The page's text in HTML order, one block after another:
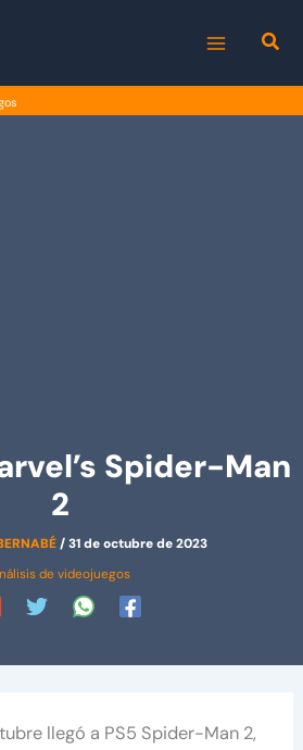
MENU
Spider-Man
2
/31 de octubre de 2023
de videojuegos
llegó a PS5 Spider-Man 2,